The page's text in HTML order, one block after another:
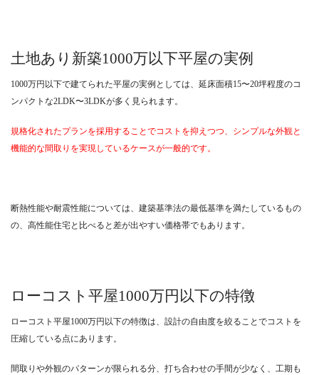
土地あり新築1000万以下平屋の実例
1000万円以下で建てられた平屋の実例としては、延床面積15〜20坪程度のコ
ンパクトな2LDK〜3LDKが多く見られます。
規格化されたプランを採用することでコストを抑えつつ、シンプルな外観と
機能的な間取りを実現しているケースが一般的です。
断熱性能や耐震性能については、建築基準法の最低基準を満たしているもの
の、高性能住宅と比べると差が出やすい価格帯でもあります。
ローコスト平屋1000万円以下の特徴
ローコスト平屋1000万円以下の特徴は、設計の自由度を絞ることでコストを
圧縮している点にあります。
間取りや外観のパターンが限られる分、打ち合わせの手間が少なく、工期も